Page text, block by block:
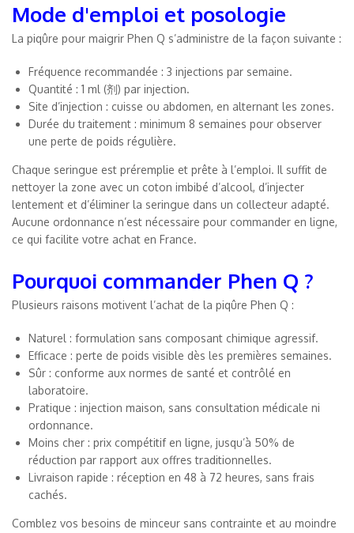
Mode d'emploi et posologie
La piqûre pour maigrir Phen Q s’administre de la façon suivante :
Fréquence recommandée : 3 injections par semaine.
Quantité : 1 ml (剂) par injection.
Site d’injection : cuisse ou abdomen, en alternant les zones.
Durée du traitement : minimum 8 semaines pour observer
une perte de poids régulière.
Chaque seringue est préremplie et prête à l’emploi. Il suffit de
nettoyer la zone avec un coton imbibé d’alcool, d’injecter
lentement et d’éliminer la seringue dans un collecteur adapté.
Aucune ordonnance n’est nécessaire pour commander en ligne,
ce qui facilite votre achat en France.
Pourquoi commander Phen Q ?
Plusieurs raisons motivent l’achat de la piqûre Phen Q :
Naturel : formulation sans composant chimique agressif.
Efficace : perte de poids visible dès les premières semaines.
Sûr : conforme aux normes de santé et contrôlé en
laboratoire.
Pratique : injection maison, sans consultation médicale ni
ordonnance.
Moins cher : prix compétitif en ligne, jusqu’à 50% de
réduction par rapport aux offres traditionnelles.
Livraison rapide : réception en 48 à 72 heures, sans frais
cachés.
Comblez vos besoins de minceur sans contrainte et au moindre